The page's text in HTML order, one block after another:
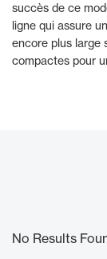
succès de ce
ligne qui assure
encore plus large
compactes pour
No Results